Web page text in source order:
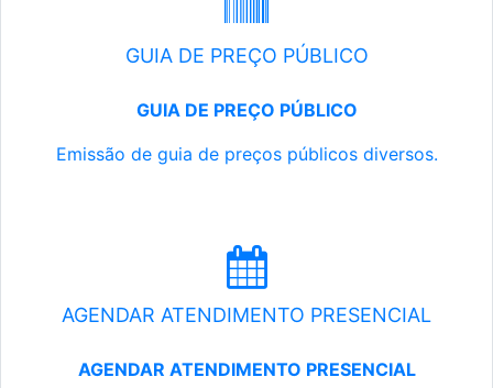
GUIA DE PREÇO PÚBLICO
GUIA DE PREÇO PÚBLICO
Emissão de guia de preços públicos diversos.
AGENDAR ATENDIMENTO PRESENCIAL
AGENDAR ATENDIMENTO PRESENCIAL